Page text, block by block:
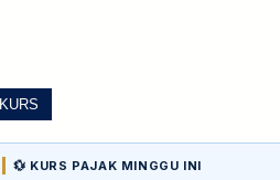
KURS
💱 KURS PAJAK MINGGU INI